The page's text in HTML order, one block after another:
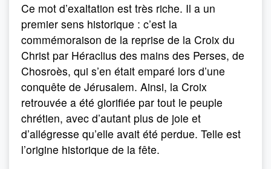
Ce mot d’exaltation est très riche. Il a un
premier sens historique : c’est la
commémoraison de la reprise de la Croix du
Christ par Héraclius des mains des Perses, de
Chosroès, qui s’en était emparé lors d’une
conquête de Jérusalem. Ainsi, la Croix
retrouvée a été glorifiée par tout le peuple
chrétien, avec d’autant plus de joie et
d’allégresse qu’elle avait été perdue. Telle est
l’origine historique de la fête.